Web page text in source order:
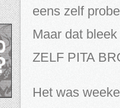
eens zelf
Maar dat
ZELF PITA
Het was